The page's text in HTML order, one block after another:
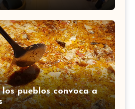
pueblos convoca a